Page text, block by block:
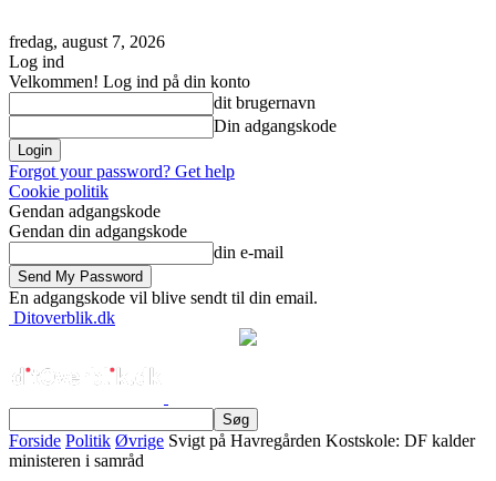
fredag, august 7, 2026
Log ind
Velkommen! Log ind på din konto
dit brugernavn
Din adgangskode
Forgot your password? Get help
Cookie politik
Gendan adgangskode
Gendan din adgangskode
din e-mail
En adgangskode vil blive sendt til din email.
Ditoverblik.dk
Forside Politik Øvrige Svigt på Havregården Kostskole: DF kalder
ministeren i samråd